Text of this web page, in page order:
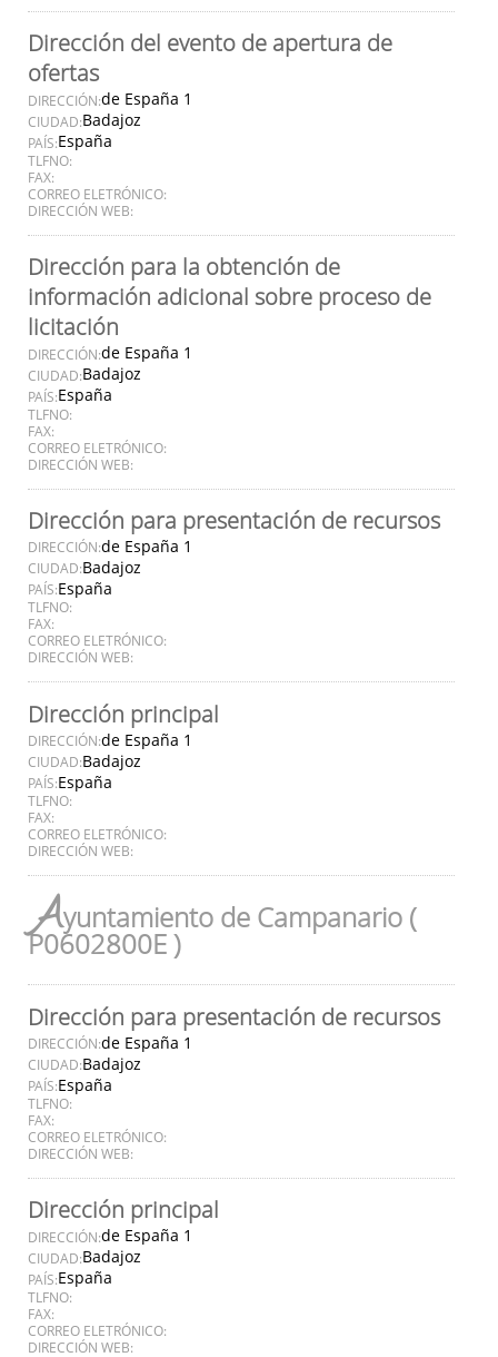
Dirección del evento de apertura de
ofertas
DIRECCIÓN:de España 1
CIUDAD:Badajoz
PAÍS:España
TLFNO:
FAX:
CORREO ELETRÓNICO:
DIRECCIÓN WEB:
Dirección para la obtención de
información adicional sobre proceso de
licitación
DIRECCIÓN:de España 1
CIUDAD:Badajoz
PAÍS:España
TLFNO:
FAX:
CORREO ELETRÓNICO:
DIRECCIÓN WEB:
Dirección para presentación de recursos
DIRECCIÓN:de España 1
CIUDAD:Badajoz
PAÍS:España
TLFNO:
FAX:
CORREO ELETRÓNICO:
DIRECCIÓN WEB:
Dirección principal
DIRECCIÓN:de España 1
CIUDAD:Badajoz
PAÍS:España
TLFNO:
FAX:
CORREO ELETRÓNICO:
DIRECCIÓN WEB:
Ayuntamiento de Campanario (
P0602800E )
Dirección para presentación de recursos
DIRECCIÓN:de España 1
CIUDAD:Badajoz
PAÍS:España
TLFNO:
FAX:
CORREO ELETRÓNICO:
DIRECCIÓN WEB:
Dirección principal
DIRECCIÓN:de España 1
CIUDAD:Badajoz
PAÍS:España
TLFNO:
FAX:
CORREO ELETRÓNICO:
DIRECCIÓN WEB: